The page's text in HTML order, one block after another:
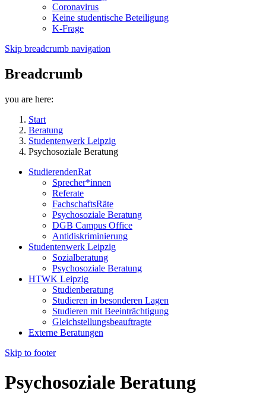
Coronavirus
Keine studentische Beteiligung
K-Frage
Skip breadcrumb navigation
Breadcrumb
you are here:
Start
Beratung
Studentenwerk Leipzig
Psychosoziale Beratung
StudierendenRat
Sprecher*innen
Referate
FachschaftsRäte
Psychosoziale Beratung
DGB Campus Office
Antidiskriminierung
Studentenwerk Leipzig
Sozialberatung
Psychosoziale Beratung
HTWK Leipzig
Studienberatung
Studieren in besonderen Lagen
Studieren mit Beeinträchtigung
Gleichstellungsbeauftragte
Externe Beratungen
Skip to footer
Psychosoziale Beratung